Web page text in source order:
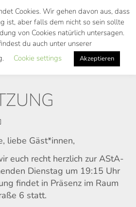
liebe Gäst*innen,
euch recht herzlich zur AStA-
Dienstag um 19:15 Uhr
findet in Präsenz im Raum
6 statt.
Cookies. Wir gehen davon aus, dass
ist, aber falls dem nicht so sein sollte
von Cookies natürlich untersagen.
du auch unter unserer
Cookie settings Akzeptieren